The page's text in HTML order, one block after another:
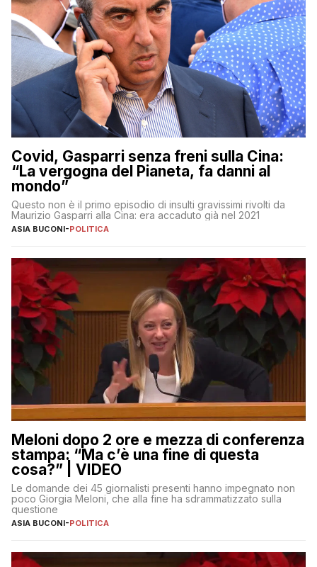
Covid, Gasparri senza freni sulla Cina:
“La vergogna del Pianeta, fa danni al
mondo”
Questo non è il primo episodio di insulti gravissimi rivolti da
Maurizio Gasparri alla Cina: era accaduto già nel 2021
ASIA BUCONI-POLITICA
Meloni dopo 2 ore e mezza di conferenza
stampa: “Ma c’è una fine di questa
cosa?” | VIDEO
Le domande dei 45 giornalisti presenti hanno impegnato non
poco Giorgia Meloni, che alla fine ha sdrammatizzato sulla
questione
ASIA BUCONI-POLITICA